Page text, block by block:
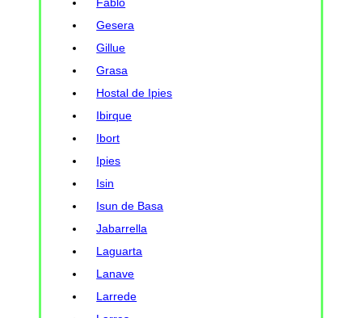
Gesera
Gillue
Grasa
Hostal de Ipies
Ibirque
Ibort
Ipies
Isin
Isun de Basa
Jabarrella
Laguarta
Lanave
Larrede